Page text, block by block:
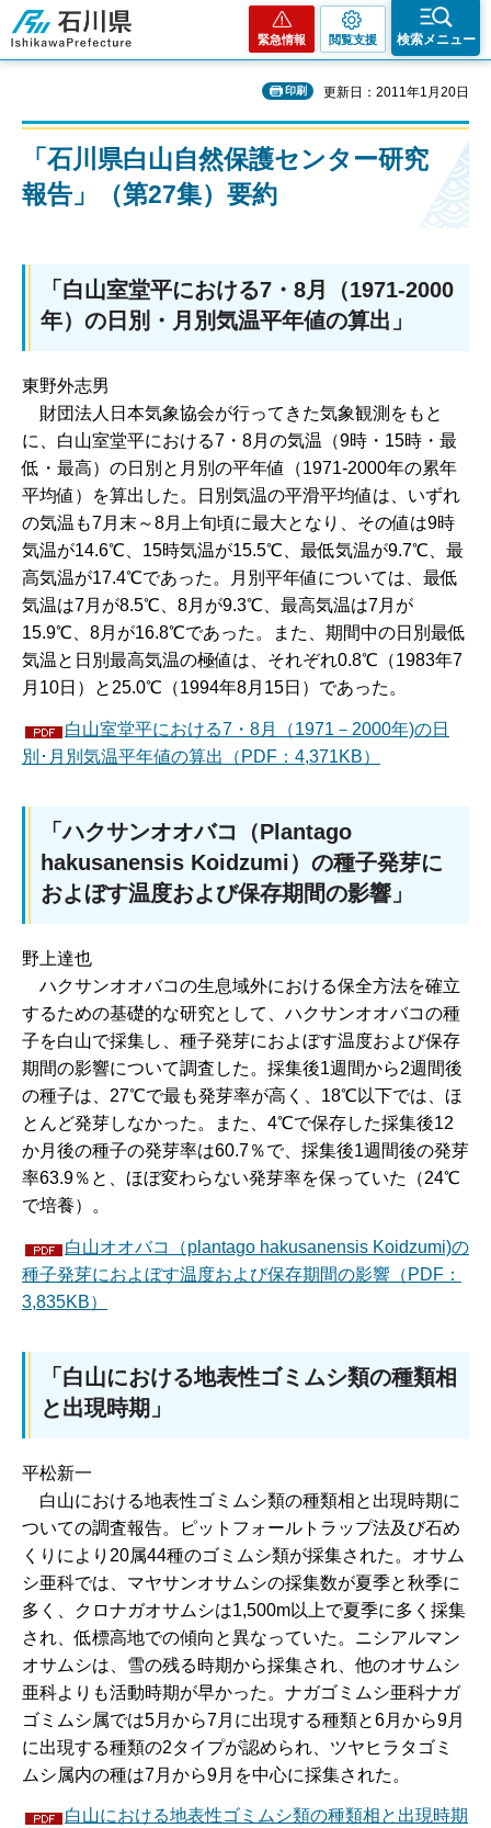
石川県
緊急情報 閲覧支援 検索メニュー
印刷 更新日：2011年1月20日
「石川県白山自然保護センター研究
報告」（第27集）要約
「白山室堂平における7・8月（1971-2000
年）の日別・月別気温平年値の算出」
東野外志男
財団法人日 本気象協会が行ってきた気象観測をもと
に、白山室堂平における7・8月の気温（9時・15時・最
低・最高）の日別と月別の平年値（1971-2000年の累年
平均値）を算出した。日別気温の平滑平均値は、いずれ
の気温も7月末～8月上旬頃に最大となり、その値は9時
気温が14.6℃、15時気温が15.5℃、最低気温が9.7℃、最
高気温が17.4℃であった。月別平年値については、最低
気温は7月が8.5℃、8月が9.3℃、最高気温は7月が
15.9℃、8月が16.8℃であった。また、期間中の日別最低
気温と日別最高気温の極値は、それぞれ0.8℃（1983年7
月10日）と25.0℃（1994年8月15日）であった。
白山室堂平における7・8月（1971－2000年)の日
別･月別気温平年値の算出（PDF：4,371KB）
「ハクサンオオバコ（Plantago
hakusanensis Koidzumi）の種子発芽に
およぼす温度および保存期間の影響」
野上達也
ハクサンオオバコの生息域外における保全方法を確立
するための基礎的な研究として、ハクサンオオバコの種
子を白山で採集し、種子発芽におよぼす温度および保存
期間の影響について調査した。採集後1週間から2週間後
の種子は、27℃で最も発芽率が高く、18℃以下では、ほ
とんど発芽しなかった。また、4℃で保存した採集後12
か月後の種子の発芽率は60.7％で、採集後1週間後の発芽
率63.9％と、ほぼ変わらない発芽率を保っていた（24℃
で培養）。
白山オオバコ（plantago hakusanensis Koidzumi)の
種子発芽におよぼす温度および保存期間の影響（PDF：
3,835KB）
「白山における地表性ゴミムシ類の種類相
と出現時期」
平松新一
白山における地表性ゴミムシ類の種類相と出現時期に
ついての調査報告。ピットフォールトラップ法及び石め
くりにより20属44種のゴミムシ類が採集された。オサム
シ亜科では、マヤサンオサムシの採集数が夏季と秋季に
多く、クロナガオサムシは1,500m以上で夏季に多く採集
され、低標高地での傾向と異なっていた。ニシアルマン
オサムシは、雪の残る時期から採集され、他のオサムシ
亜科よりも活動時期が早かった。ナガゴミムシ亜科ナガ
ゴミムシ属では5月から7月に出現する種類と6月から9月
に出現する種類の2タイプが認められ、ツヤヒラタゴミ
ムシ属内の種は7月から9月を中心に採集された。
白山における地表性ゴミムシ類の種類相と出現時期